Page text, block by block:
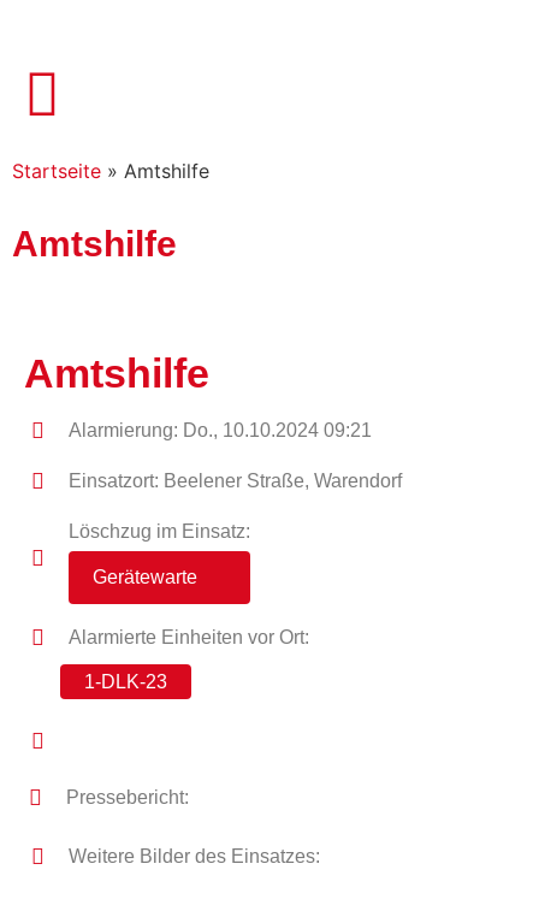
Startseite » Amtshilfe
Amtshilfe
Amtshilfe
Alarmierung: Do., 10.10.2024 09:21
Einsatzort: Beelener Straße, Warendorf
Löschzug im Einsatz:
Gerätewarte
Alarmierte Einheiten vor Ort:
1-DLK-23
Pressebericht:
Weitere Bilder des Einsatzes: